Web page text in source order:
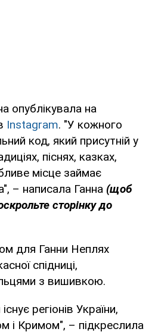
опублікувала на
Instagram. "У кожного
код, який присутній у
піснях, казках,
місце займає
– написала Ганна (щоб
сторінку до
для Ганни Неплях
спідниці,
з вишивкою.
регіонів України,
і Кримом", – підкреслила